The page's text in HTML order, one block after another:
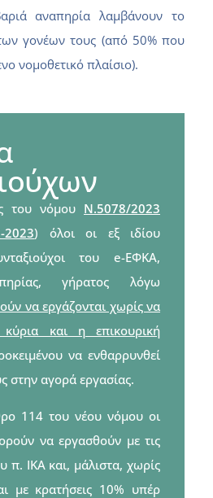
αναπηρία λαμβάνουν το
γονέων τους (από 50% που
νομοθετικό πλαίσιο).
του νόμου Ν.5078/2023
) όλοι οι εξ ιδίου
του e-ΕΦΚΑ,
γήρατος λόγω
να εργάζονται χωρίς να
κύρια και η επικουρική
να ενθαρρυνθεί
στην αγορά εργασίας.
114 του νέου νόμου οι
να εργασθούν με τις
π. ΙΚΑ και, μάλιστα, χωρίς
με κρατήσεις 10% υπέρ